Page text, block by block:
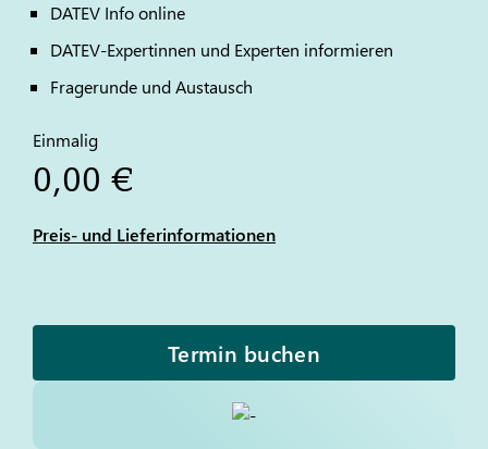
DATEV Info online
DATEV-Expertinnen und Experten informieren
Fragerunde und Austausch
Einmalig
0,00 €
Preis- und Lieferinformationen
Termin buchen